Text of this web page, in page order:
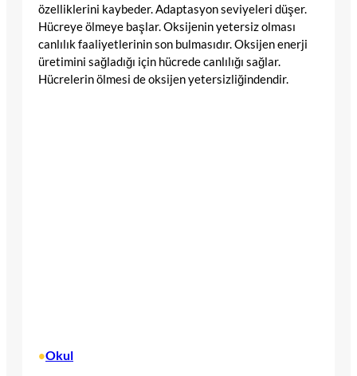
özelliklerini kaybeder. Adaptasyon seviyeleri düşer.
Hücreye ölmeye başlar. Oksijenin yetersiz olması
canlılık faaliyetlerinin son bulmasıdır. Oksijen enerji
üretimini sağladığı için hücrede canlılığı sağlar.
Hücrelerin ölmesi de oksijen yetersizliğindendir.
•Okul